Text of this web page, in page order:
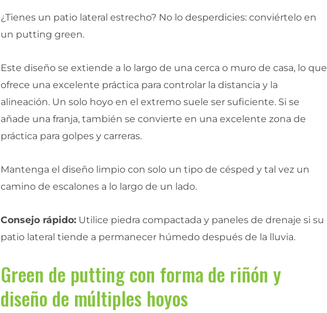
¿Tienes un patio lateral estrecho? No lo desperdicies: conviértelo en
un putting green.
Este diseño se extiende a lo largo de una cerca o muro de casa, lo que
ofrece una excelente práctica para controlar la distancia y la
alineación. Un solo hoyo en el extremo suele ser suficiente. Si se
añade una franja, también se convierte en una excelente zona de
práctica para golpes y carreras.
Mantenga el diseño limpio con solo un tipo de césped y tal vez un
camino de escalones a lo largo de un lado.
Consejo rápido: Utilice piedra compactada y paneles de drenaje si su
patio lateral tiende a permanecer húmedo después de la lluvia.
Green de putting con forma de riñón y
diseño de múltiples hoyos